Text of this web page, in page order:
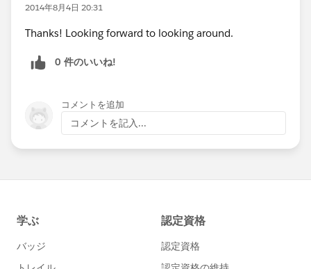
2014年8月4日 20:31
Thanks! Looking forward to looking around.
0 件のいいね!
コメントを追加
コメントを記入...